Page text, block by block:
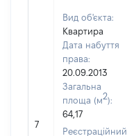
7
Вид об'єкта:
Квартира
Дата набуття
права:
20.09.2013
Загальна
площа (м2):
64,17
Реєстраційний